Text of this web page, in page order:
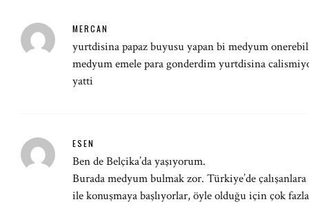
MERCAN
yurtdisina papaz buyusu yapan bi medyum
medyum emele para gonderdim yurtdisina
yatti
ESEN
Ben de Belçika’da yaşıyorum.
Burada medyum bulmak zor. Türkiye’de
ile konuşmaya başlıyorlar, öyle olduğu için çok fazla